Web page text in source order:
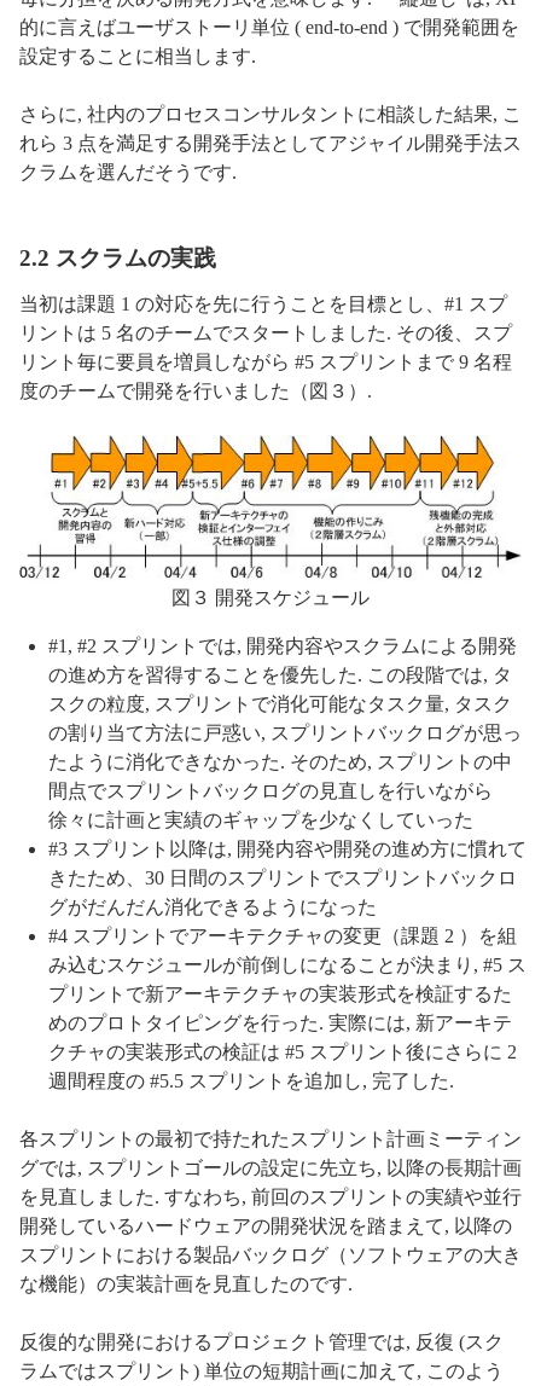
的に言えばユーザストーリ単位 ( end-to-end ) で開発範囲を
設定することに相当します.
さらに, 社内のプロセスコンサルタントに相談した結果, こ
れら 3 点を満足する開発手法としてアジャイル開発手法ス
クラムを選んだそうです.
2.2 スクラムの実践
当初は課題 1 の対応を先に行うことを目標とし、#1 スプ
リントは 5 名のチームでスタートしました. その後、スプ
リント毎に要員を増員しながら #5 スプリントまで 9 名程
度のチームで開発を行いました（図３）.
図３ 開発スケジュール
#1, #2 スプリントでは, 開発内容やスクラムによる開発
の進め方を習得することを優先した. この段階では, タ
スクの粒度, スプリントで消化可能なタスク量, タスク
の割り当て方法に戸惑い, スプリントバックログが思っ
たように消化できなかった. そのため, スプリントの中
間点でスプリントバックログの見直しを行いながら
徐々に計画と実績のギャップを少なくしていった
#3 スプリント以降は, 開発内容や開発の進め方に慣れて
きたため、30 日間のスプリントでスプリントバックロ
グがだんだん消化できるようになった
#4 スプリントでアーキテクチャの変更（課題 2 ）を組
み込むスケジュールが前倒しになることが決まり, #5 ス
プリントで新アーキテクチャの実装形式を検証するた
めのプロトタイピングを行った. 実際には, 新アーキテ
クチャの実装形式の検証は #5 スプリント後にさらに 2
週間程度の #5.5 スプリントを追加し, 完了した.
各スプリントの最初で持たれたスプリント計画ミーティン
グでは, スプリントゴールの設定に先立ち, 以降の長期計画
を見直しました. すなわち, 前回のスプリントの実績や並行
開発しているハードウェアの開発状況を踏まえて, 以降の
スプリントにおける製品バックログ（ソフトウェアの大き
な機能）の実装計画を見直したのです.
反復的な開発におけるプロジェクト管理では, 反復 (スク
ラムではスプリント) 単位の短期計画に加えて, このよう